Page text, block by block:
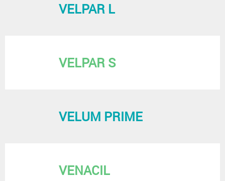
VELPAR L
VELPAR S
VELUM PRIME
VENACIL